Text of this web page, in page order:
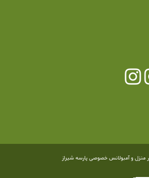
منزل و آمبولانس خصوصی پارسه شیراز